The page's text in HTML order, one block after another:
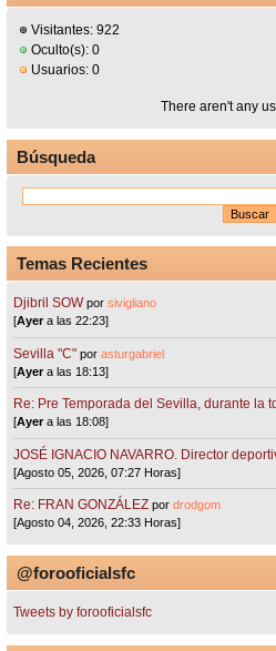
Visitantes: 922
Oculto(s): 0
Usuarios: 0
There aren't any
Búsqueda
Temas Recientes
Djibril SOW porsivigliano
[Ayera las 22:23]
Sevilla "C"porasturgabriel
[Ayera las 18:13]
Re: Pre Temporada del Sevilla, durante la
[Ayera las 18:08]
JOSÉ IGNACIO NAVARRO. Director
[Agosto 05, 2026, 07:27 Horas]
Re: FRAN GONZÁLEZ pordrodgom
[Agosto 04, 2026, 22:33 Horas]
@forooficialsfc
Tweets by forooficialsfc